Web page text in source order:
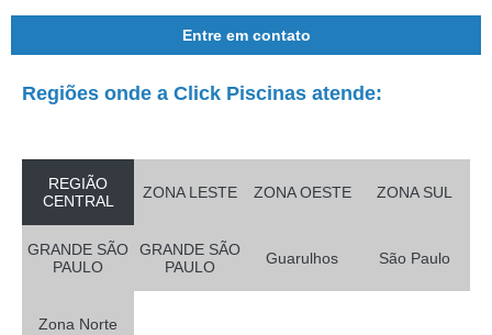
Entre em contato
Regiões onde a Click Piscinas atende:
REGIÃO
CENTRAL
ZONA LESTE ZONA OESTE ZONA SUL
GRANDE SÃO
PAULO
GRANDE SÃO
PAULO
Guarulhos São Paulo
Zona Norte